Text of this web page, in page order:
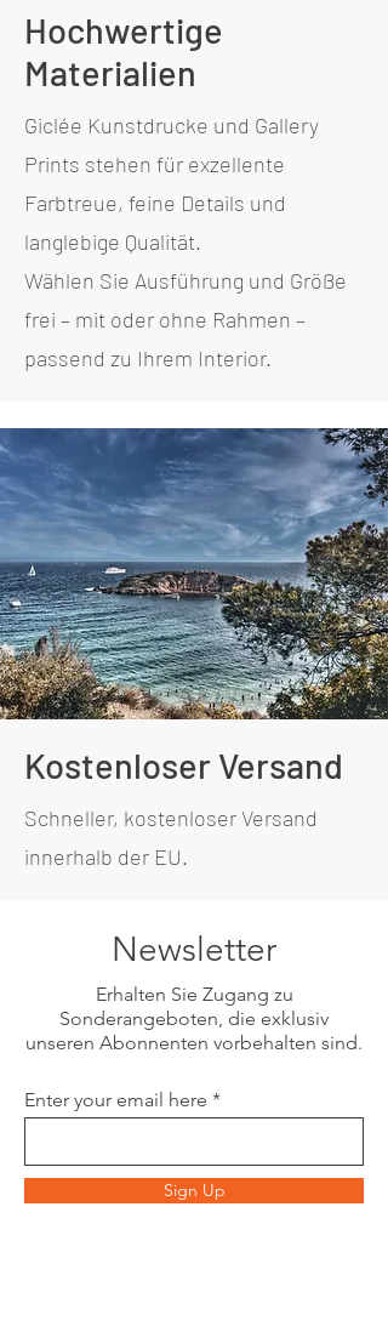
Hochwertige
Materialien
Giclée Kunstdrucke und Gallery
Prints stehen für exzellente
Farbtreue, feine Details und
langlebige Qualität.
Wählen Sie Ausführung und Größe
frei – mit oder ohne Rahmen –
passend zu Ihrem Interior.
Kostenloser Versand
Schneller, kostenloser Versand
innerhalb der EU.
Newsletter
Erhalten Sie Zugang zu
Sonderangeboten, die exklusiv
unseren Abonnenten vorbehalten sind.
Enter your email here
Sign Up